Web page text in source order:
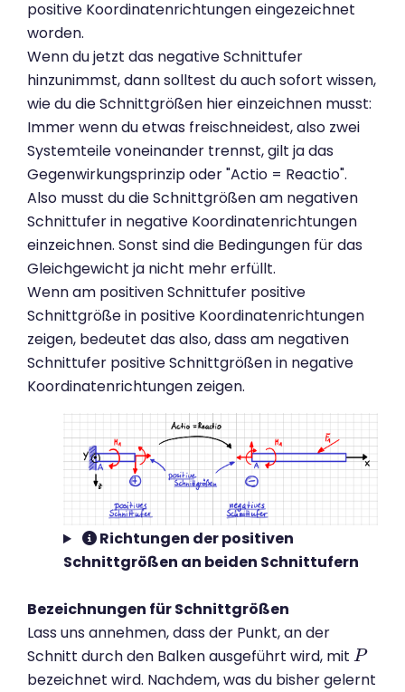
positive Koordinatenrichtungen eingezeichnet
worden.
Wenn du jetzt das negative Schnittufer
hinzunimmst, dann solltest du auch sofort wissen,
wie du die Schnittgrößen hier einzeichnen musst:
Immer wenn du etwas freischneidest, also zwei
Systemteile voneinander trennst, gilt ja das
Gegenwirkungsprinzip oder "Actio = Reactio".
Also musst du die Schnittgrößen am negativen
Schnittufer in negative Koordinatenrichtungen
einzeichnen. Sonst sind die Bedingungen für das
Gleichgewicht ja nicht mehr erfüllt.
Wenn am positiven Schnittufer positive
Schnittgröße in positive Koordinatenrichtungen
zeigen, bedeutet das also, dass am negativen
Schnittufer positive Schnittgrößen in negative
Koordinatenrichtungen zeigen.
Richtungen der positiven
Schnittgrößen an beiden Schnittufern
Bezeichnungen für Schnittgrößen
Lass uns annehmen, dass der Punkt, an der
Schnitt durch den Balken ausgeführt wird, mit P
P
bezeichnet wird. Nachdem, was du bisher gelernt